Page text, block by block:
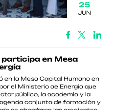
25
JUN
en Mesa
en la Mesa Capital Humano en
el Ministerio de Energía que
público, la academia y la
conjunta de formación y